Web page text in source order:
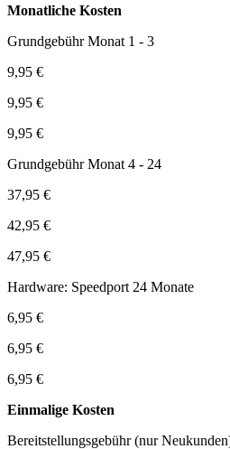
Monatliche Kosten
Grundgebühr Monat 1 - 3
9,95 €
9,95 €
9,95 €
Grundgebühr Monat 4 - 24
37,95 €
42,95 €
47,95 €
Hardware: Speedport 24 Monate
6,95 €
6,95 €
6,95 €
Einmalige Kosten
Bereitstellungsgebühr (nur